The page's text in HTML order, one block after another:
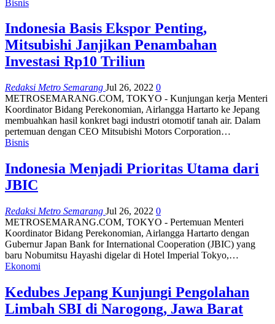
Bisnis
Indonesia Basis Ekspor Penting,
Mitsubishi Janjikan Penambahan
Investasi Rp10 Triliun
Redaksi Metro Semarang Jul 26, 2022 0
METROSEMARANG.COM, TOKYO - Kunjungan kerja Menteri
Koordinator Bidang Perekonomian, Airlangga Hartarto ke Jepang
membuahkan hasil konkret bagi industri otomotif tanah air. Dalam
pertemuan dengan CEO Mitsubishi Motors Corporation…
Bisnis
Indonesia Menjadi Prioritas Utama dari
JBIC
Redaksi Metro Semarang Jul 26, 2022 0
METROSEMARANG.COM, TOKYO - Pertemuan Menteri
Koordinator Bidang Perekonomian, Airlangga Hartarto dengan
Gubernur Japan Bank for International Cooperation (JBIC) yang
baru Nobumitsu Hayashi digelar di Hotel Imperial Tokyo,…
Ekonomi
Kedubes Jepang Kunjungi Pengolahan
Limbah SBI di Narogong, Jawa Barat